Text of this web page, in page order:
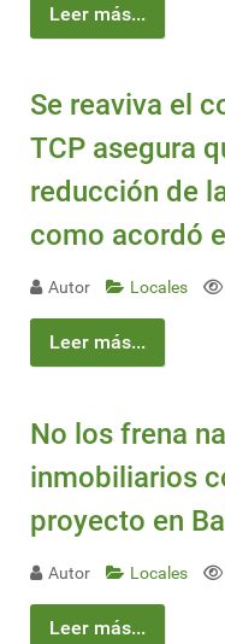
Leer más...
Se reaviva el
TCP asegura
reducción de
como acordó
Autor Locales
Leer más...
No los frena
inmobiliarios
proyecto en
Autor Locales
Leer más...